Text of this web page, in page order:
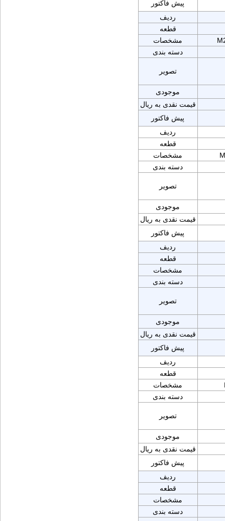
پیش فاکتور
ردیف
قطعه
مشخصات
دسته بندی
تصویر
موجودی
قیمت نقدی به ریال
پیش فاکتور
ردیف
قطعه
مشخصات
دسته بندی
تصویر
موجودی
قیمت نقدی به ریال
پیش فاکتور
ردیف
قطعه
مشخصات
دسته بندی
تصویر
موجودی
قیمت نقدی به ریال
پیش فاکتور
ردیف
قطعه
مشخصات
دسته بندی
تصویر
موجودی
قیمت نقدی به ریال
پیش فاکتور
ردیف
قطعه
مشخصات
دسته بندی